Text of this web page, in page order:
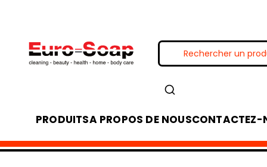
PRODUITSA PROPOS DE NOUSCONTACTEZ-